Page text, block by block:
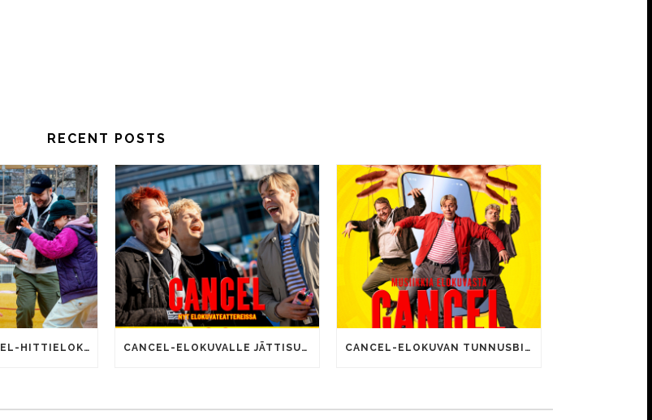
RECENT POSTS
SOMEAJAN CANCEL-HITTIELOKUVALLA 100 000 KATSOJAA! CANCEL-ELOKUVALLE JÄTTISUOSIO – AVAUSPÄIVÄNÄ JO 15 492 KATSOJAA! CANCEL-ELOKUVAN TUNNUSBIISIN LYRIIKOISSA TUTTUJA MEEMIHOKEMIA YOUTUBE-VIDEOILTA!